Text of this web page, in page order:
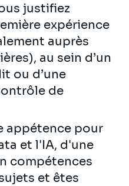
justifiez
expérience
auprès
au sein d’un
ou d’une
de
appétence pour
et l'IA, d'une
compétences
et êtes